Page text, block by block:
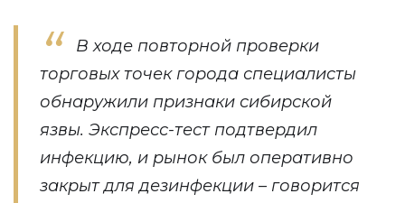
В ходе повторной проверки
торговых точек города специалисты
обнаружили признаки сибирской
язвы. Экспресс-тест подтвердил
инфекцию, и рынок был оперативно
закрыт для дезинфекции – говорится